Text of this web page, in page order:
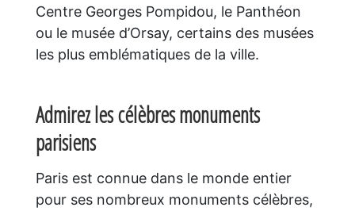
Centre Georges Pompidou, le Panthéon
ou le musée d’Orsay, certains des musées
les plus emblématiques de la ville.
Admirez les célèbres monuments
parisiens
Paris est connue dans le monde entier
pour ses nombreux monuments célèbres,